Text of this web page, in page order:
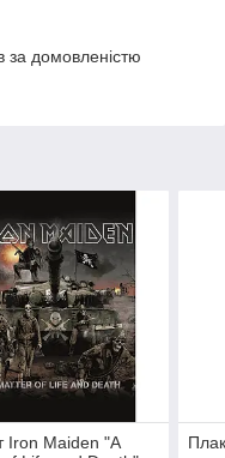
за домовленістю
Iron Maiden "A